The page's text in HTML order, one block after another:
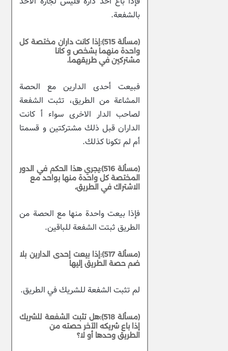
بالشفعة.
(مسألة 515):إذا كانت داران مختصة كل
واحدة منهما بشخص و كانا
مشتركين في طريقهما،
فبيعت أحدى الدارين مع الحصة
المشاعة من الطريق، تثبت الشفعة
لصاحب الدار الاخرى سواء أ كانت
الداران قبل ذلك مشتركتين و قسمتا
أم لم تكونا كذلك.
(مسألة 516):يجري هذا الحكم في الدور
المختصة كل واحدة منها بواحد مع
الاشتراك في الطريق،
فإذا بيعت واحدة منها مع الحصة من
الطريق ثبتت الشفعة للباقين.
(مسألة 517):إذا بيعت إحدى الدارين بلا
ضم حصة الطريق إليها
لم تثبت الشفعة للشريك في الطريق.
(مسألة 518):هل تثبت الشفعة للشريك
إذا باع شريكه الآخر حصته من
الطريق وحدها أو لا؟